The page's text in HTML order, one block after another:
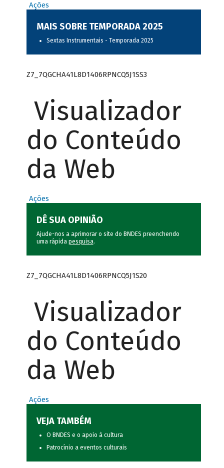
Ações
MAIS SOBRE TEMPORADA 2025
Sextas Instrumentais - Temporada 2025
Z7_7QGCHA41L8D1406RPNCQ5J1SS3
Visualizador
do Conteúdo
da Web
Ações
DÊ SUA OPINIÃO
Ajude-nos a aprimorar o site do BNDES preenchendo
uma rápida pesquisa.
Z7_7QGCHA41L8D1406RPNCQ5J1S20
Visualizador
do Conteúdo
da Web
Ações
VEJA TAMBÉM
O BNDES e o apoio à cultura
Patrocínio a eventos culturais